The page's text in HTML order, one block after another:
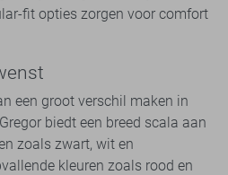
fit opties zorgen voor comfort
een groot verschil maken in
biedt een breed scala aan
zoals zwart, wit en
kleuren zoals rood en